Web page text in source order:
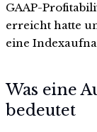
GAAP-
erreicht hatte
eine
Was eine
bedeutet